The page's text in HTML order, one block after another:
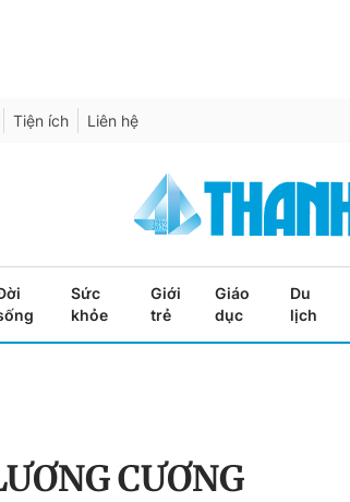
Tiện ích Liên hệ
Sức
khỏe
Giới
trẻ
Giáo
dục
Du
lịch
CƯƠNG